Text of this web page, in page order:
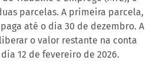
parcelas. A primeira parcela,
até o dia 30 de dezembro. A
o valor restante na conta
12 de fevereiro de 2026.